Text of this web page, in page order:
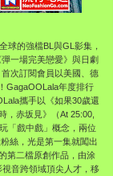
球的強檔BL與GL影集，
一場完美戀愛》與日劇
次訂閱會員以美國、德
GagaOOLala年度排行
攜手以《如果30歲還
，赤坂見》（At 25:00,
「戲中戲」概念，兩位
絲，光是第一集就闖出
第二檔原創作品，由涂
音跨領域頂尖人才，移